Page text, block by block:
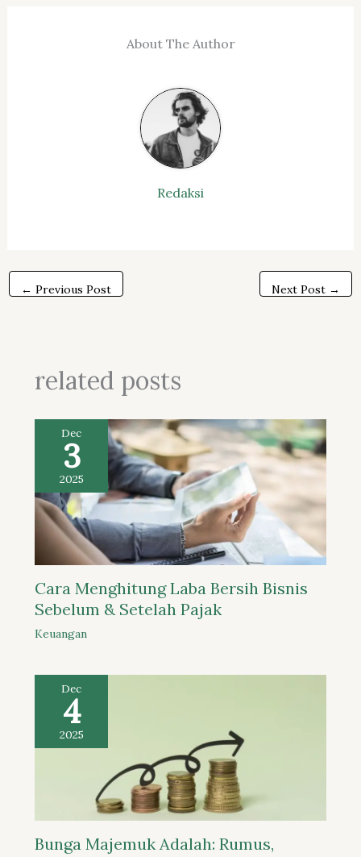
About The Author
Redaksi
← Previous Post Next Post →
related posts
Dec
3
2025
Cara Menghitung Laba Bersih Bisnis
Sebelum & Setelah Pajak
Keuangan
Dec
4
2025
Bunga Majemuk Adalah: Rumus,